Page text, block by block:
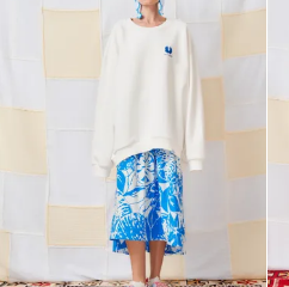
покупателям
Газпром Бонус
Доставка и оплата